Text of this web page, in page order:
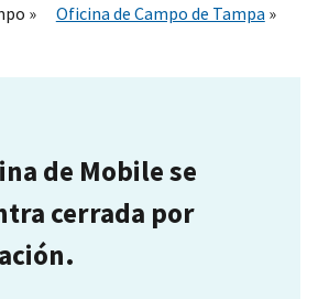
Oficina de Campo de Tampa
de Mobile se
cerrada por